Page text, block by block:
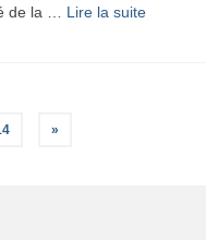
de la … Lire la suite­­
»